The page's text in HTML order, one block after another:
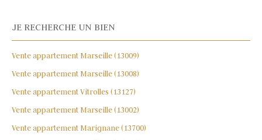
JE RECHERCHE UN BIEN
Vente appartement Marseille (13009)
Vente appartement Marseille (13008)
Vente appartement Vitrolles (13127)
Vente appartement Marseille (13002)
Vente appartement Marignane (13700)